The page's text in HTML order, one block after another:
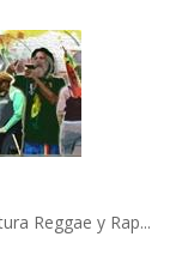
Reggae y Rap...